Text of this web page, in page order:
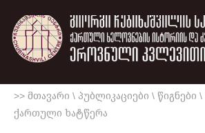
>> მთავარი \ პუბლიკაციები \ წიგნები \
ქართული ხატწერა